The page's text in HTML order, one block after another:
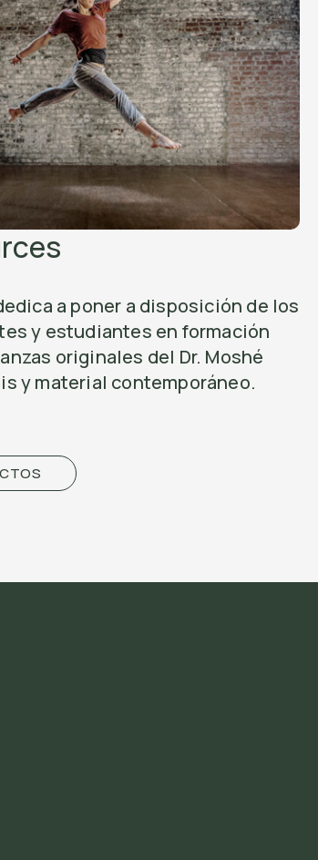
a poner a disposición de los
y estudiantes en formación
originales del Dr. Moshé
y material contemporáneo.